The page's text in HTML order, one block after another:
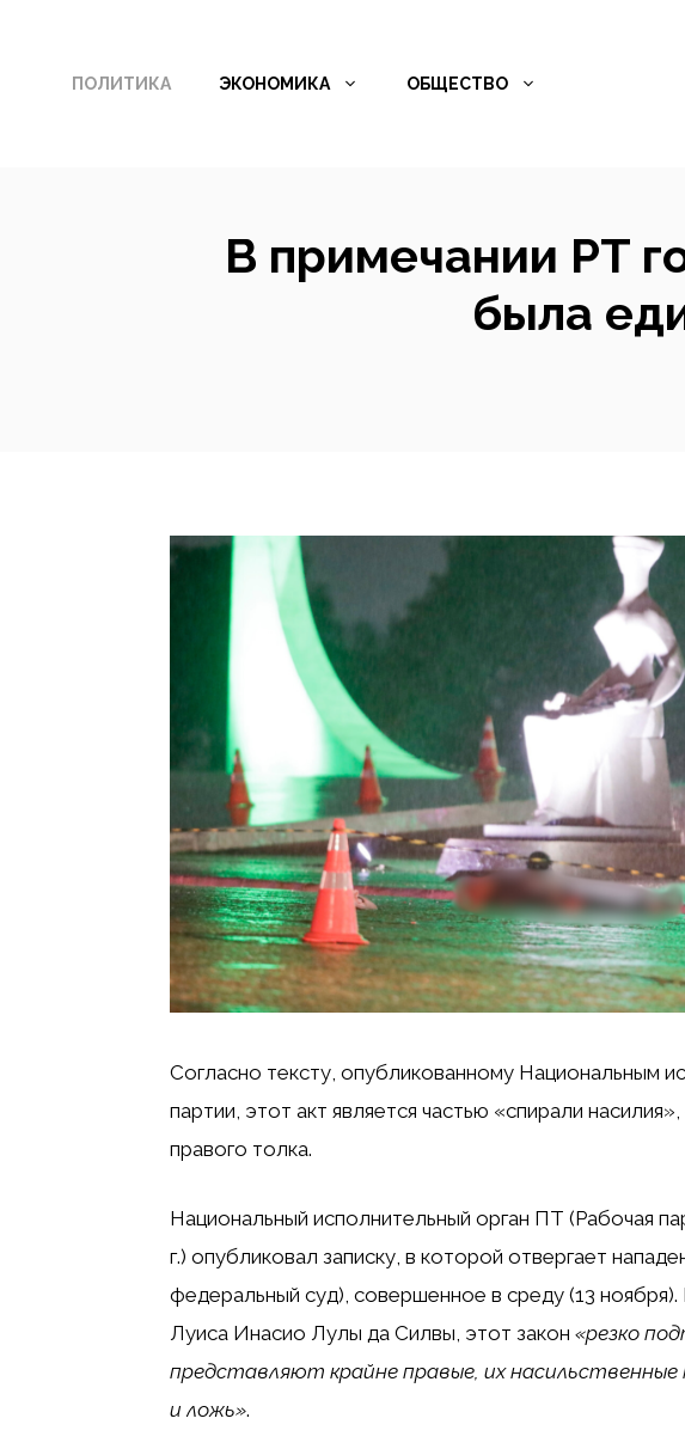
содержимому
ПОЛИТИКА ЭКОНОМИКА ОБЩЕСТВО
В примечании PT
была
Согласно тексту, опубликованному Национальным
партии, этот акт является частью «спирали
правого толка.
Национальный исполнительный орган ПТ (Рабочая
г.) опубликовал записку, в которой отвергает
федеральный суд), совершенное в среду (13
Луиса Инасио Лулы да Силвы, этот закон «резко
представляют крайне правые, их
и ложь».